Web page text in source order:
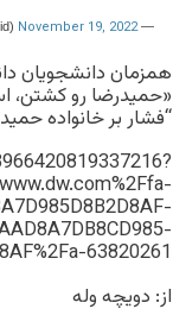
— Vahid Online (@Vahid)
November 19, 2022
همزمان دانشجویان
«حمیدرضا رو کشتن،
“فشار بر خانواده
63820261
از: دویچه وله